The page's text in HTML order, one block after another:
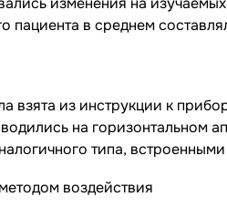
пациента в среднем
взята из инструкции к
на
типа,